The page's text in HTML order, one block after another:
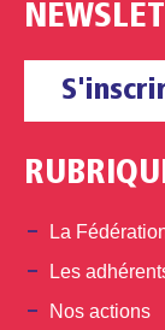
La
Les
Nos actions